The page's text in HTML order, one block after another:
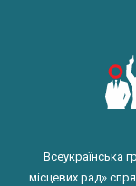
Всеукраїнська
місцевих рад»